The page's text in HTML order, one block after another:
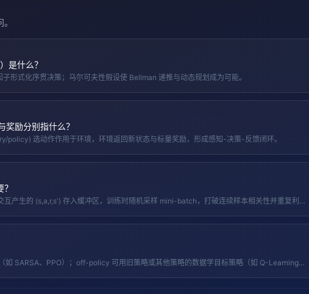
是什么？
形式化序贯决策；马尔可夫性假设使 Bellman 递推与动态规划成为可能。
奖励分别指什么？
选动作作用于环境，环境返回新状态与标量奖励，形成感知-决策-反馈闭环。
产生的 (s,a,r,s') 存入缓冲区，训练时随机采样 mini-batch，打破连续样本相关性并重复利用
如 SARSA、PPO）；off-policy 可用旧策略或其他策略的数据学目标策略（如 Q-Learning、